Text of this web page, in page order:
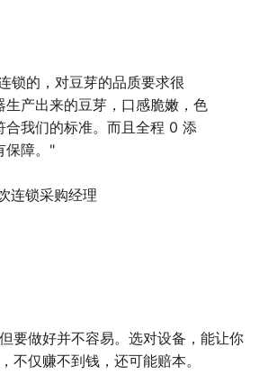
锁的，对豆芽的品质要求很
生产出来的豆芽，口感脆嫩，色
合我们的标准。而且全程 0 添
保障。"
锁采购经理
要做好并不容易。选对设备，能让你
不仅赚不到钱，还可能赔本。